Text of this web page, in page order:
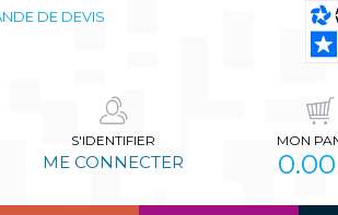
DE DEVIS
S'IDENTIFIER
ME CONNECTER
MON